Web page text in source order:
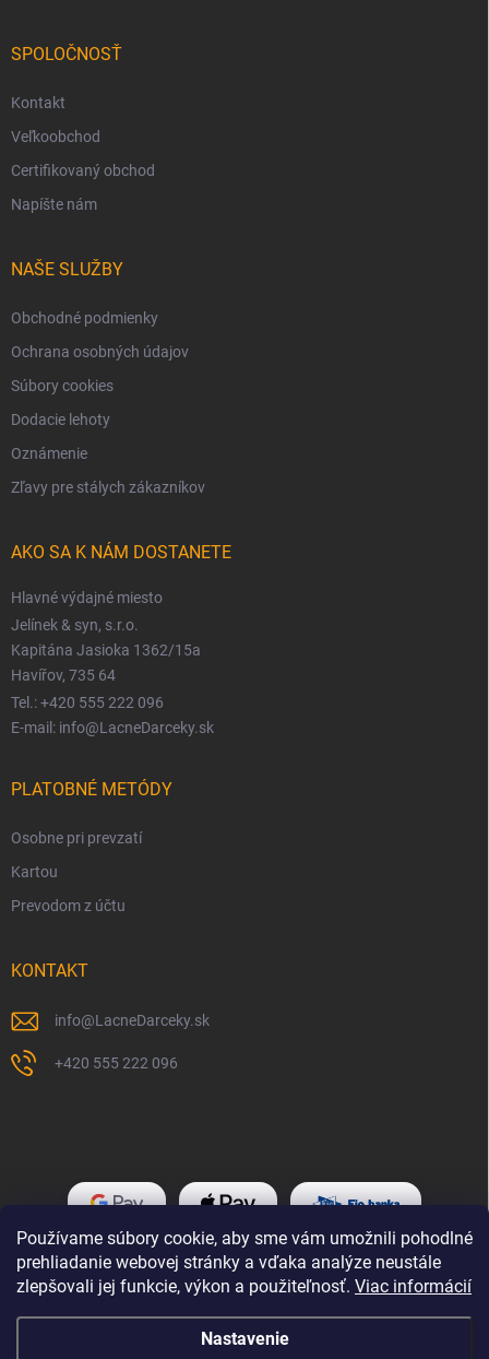
Používame súbory cookie, aby sme vám umožnili pohodlné
prehliadanie webovej stránky a vďaka analýze neustále
zlepšovali jej funkcie, výkon a použiteľnosť. Viac informácií
Nastavenie
SPOLOČNOSŤ
Kontakt
Veľkoobchod
Certifikovaný obchod
Napíšte nám
NAŠE SLUŽBY
Obchodné podmienky
Ochrana osobných údajov
Súbory cookies
Dodacie lehoty
Oznámenie
Zľavy pre stálych zákazníkov
AKO SA K NÁM DOSTANETE
Hlavné výdajné miesto
Jelínek & syn, s.r.o.
Kapitána Jasioka 1362/15a
Havířov, 735 64
Tel.: +420 555 222 096
E-mail: info@LacneDarceky.sk
PLATOBNÉ METÓDY
Osobne pri prevzatí
Kartou
Prevodom z účtu
KONTAKT
info@LacneDarceky.sk
+420 555 222 096